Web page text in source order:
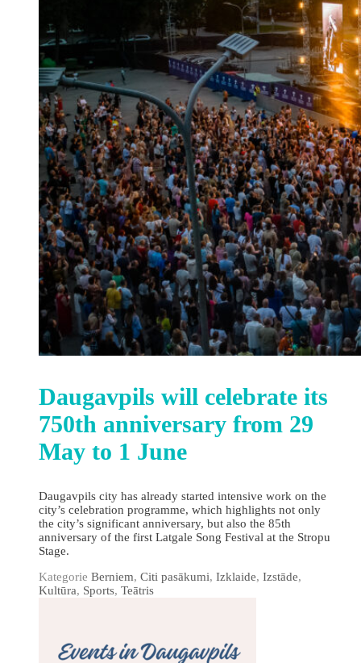
Daugavpils will celebrate its
750th anniversary from 29
May to 1 June
Daugavpils city has already started intensive work on the
city’s celebration programme, which highlights not only
the city’s significant anniversary, but also the 85th
anniversary of the first Latgale Song Festival at the Stropu
Stage.
Kategorie Berniem, Citi pasākumi, Izklaide, Izstāde,
Kultūra, Sports, Teātris